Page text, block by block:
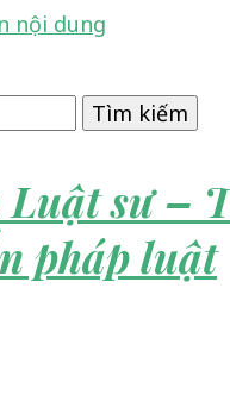
nội dung
sư –
pháp luật